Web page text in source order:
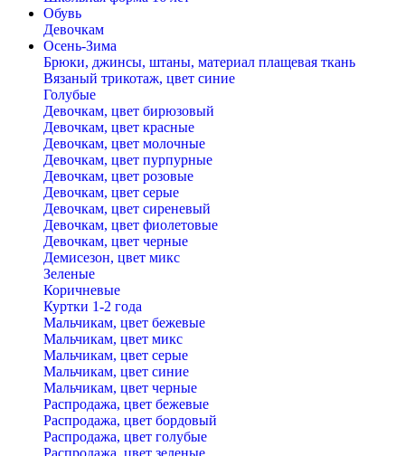
Обувь
Девочкам
Осень-Зима
Брюки, джинсы, штаны, материал плащевая ткань
Вязаный трикотаж, цвет синие
Голубые
Девочкам, цвет бирюзовый
Девочкам, цвет красные
Девочкам, цвет молочные
Девочкам, цвет пурпурные
Девочкам, цвет розовые
Девочкам, цвет серые
Девочкам, цвет сиреневый
Девочкам, цвет фиолетовые
Девочкам, цвет черные
Демисезон, цвет микс
Зеленые
Коричневые
Куртки 1-2 года
Мальчикам, цвет бежевые
Мальчикам, цвет микс
Мальчикам, цвет серые
Мальчикам, цвет синие
Мальчикам, цвет черные
Распродажа, цвет бежевые
Распродажа, цвет бордовый
Распродажа, цвет голубые
Распродажа, цвет зеленые